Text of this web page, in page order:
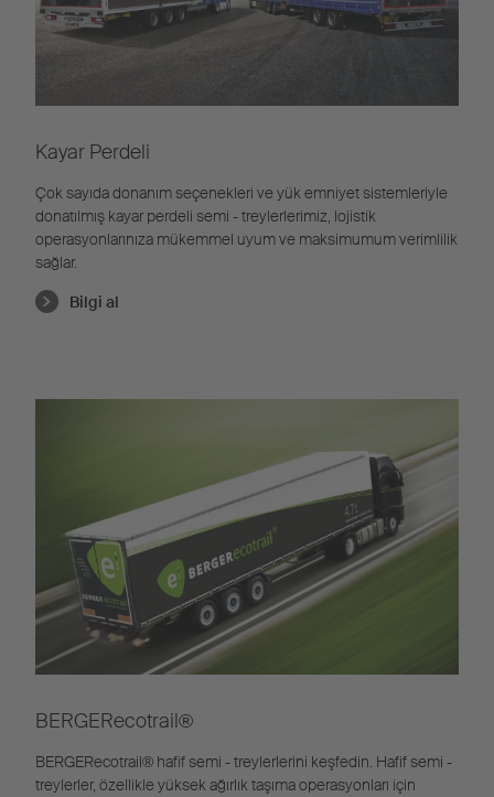
Kayar Perdeli
Çok sayıda donanım seçenekleri ve yük emniyet sistemleriyle
donatılmış kayar perdeli semi - treylerlerimiz, lojistik
operasyonlarınıza mükemmel uyum ve maksimumum verimlilik
sağlar.
Bilgi al
BERGERecotrail®
BERGERecotrail® hafif semi - treylerlerini keşfedin. Hafif semi -
treylerler, özellikle yüksek ağırlık taşıma operasyonları için